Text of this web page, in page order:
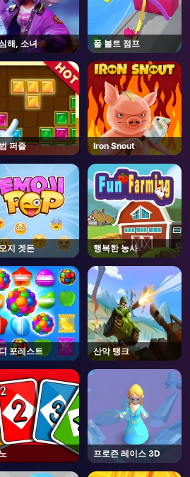
해, 소녀 폴 볼트 점프
퍼즐 Iron Snout
지 겟돈 행복한 농사
포레스트 산악 탱크
프로즌 레이스 3D